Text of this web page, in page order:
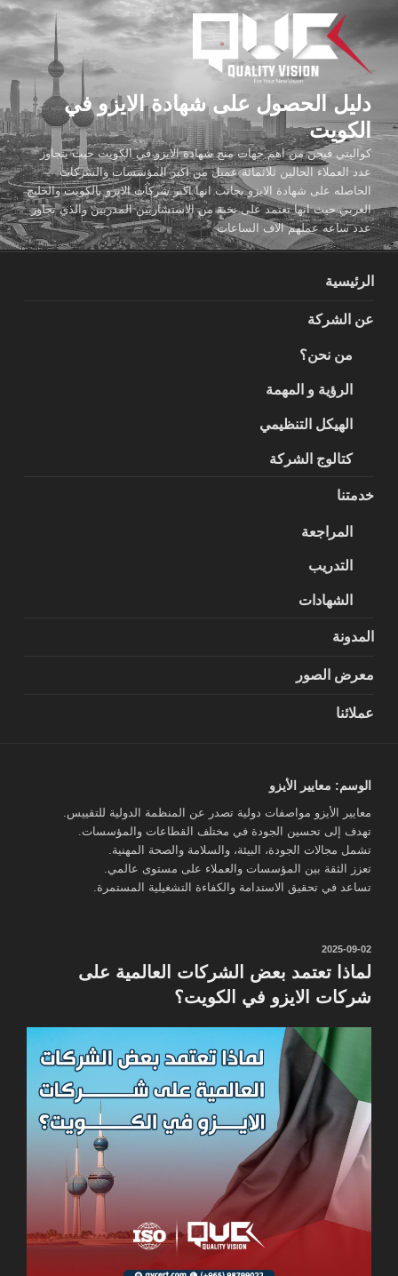
المحتوى
دليل الحصول على شهادة الايزو في
الكويت
كواليتي فيجن من اهم جهات منح شهادة الايزو في الكويت حيث يتجاوز
عدد العملاء الحالين ثلاثمائة عميل من اكبر المؤسسات والشركات
الحاصله على شهادة الايزو بجانب انها اكبر شركات الايزو بالكويت والخليج
العربي حيث انها تعتمد على نخبة من الاستشاريين المدربين والذي تجاوز
عدد ساعه عملهم الاف الساعات
الرئيسية
عن الشركة
من نحن؟
الرؤية و المهمة
الهيكل التنظيمي
كتالوج الشركة
خدمتنا
المراجعة
التدريب
الشهادات
المدونة
معرض الصور
عملائنا
الوسم: معايير الأيزو
معايير الأيزو مواصفات دولية تصدر عن المنظمة الدولية للتقييس.
تهدف إلى تحسين الجودة في مختلف القطاعات والمؤسسات.
تشمل مجالات الجودة، البيئة، والسلامة والصحة المهنية.
تعزز الثقة بين المؤسسات والعملاء على مستوى عالمي.
تساعد في تحقيق الاستدامة والكفاءة التشغيلية المستمرة.
نُشر
في
2025-09-02
لماذا تعتمد بعض الشركات العالمية على
شركات الايزو في الكويت؟